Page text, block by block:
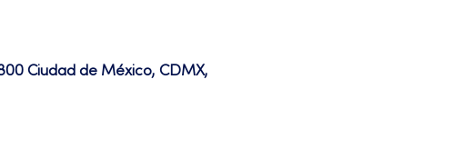
Ciudad de México, CDMX,